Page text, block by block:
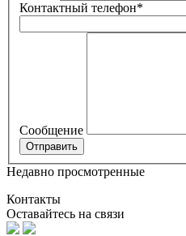
Контактный телефон*
Сообщение
Недавно просмотренные
Контакты
Оставайтесь на связи